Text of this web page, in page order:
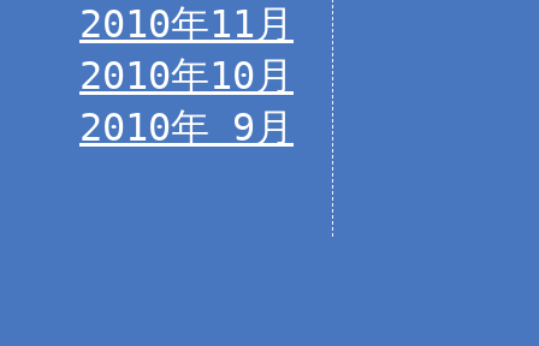
2010年11月
2010年10月
2010年 9月